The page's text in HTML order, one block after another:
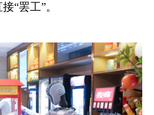
“罢工”。